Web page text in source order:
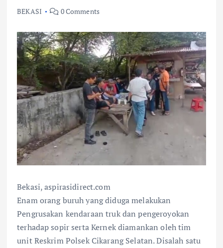
BEKASI 0 Comments
Bekasi, aspirasidirect.com
Enam orang buruh yang diduga melakukan
Pengrusakan kendaraan truk dan pengeroyokan
terhadap sopir serta Kernek diamankan oleh tim
unit Reskrim Polsek Cikarang Selatan. Disalah satu